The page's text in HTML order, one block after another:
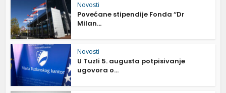
Novosti
Povećane stipendije Fonda “Dr
Milan...
Novosti
U Tuzli 5. augusta potpisivanje
ugovora o...